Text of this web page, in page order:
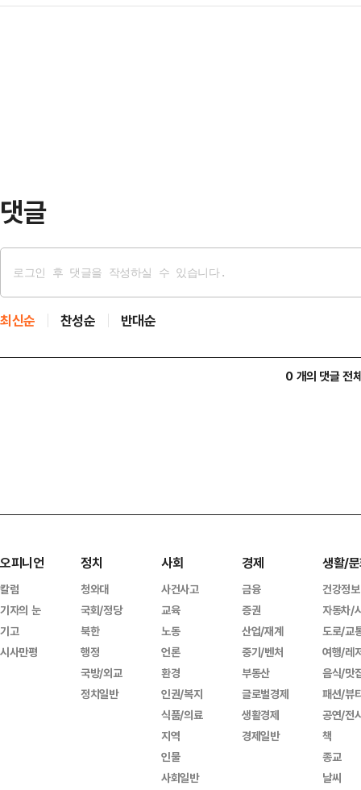
기서 골프도 칠 수 있게…
댓글
최신순 찬성순 반대순
0 개의 댓글 전
오피니언
칼럼
기자의 눈
기고
시사만평
정치
청와대
국회/정당
북한
행정
국방/외교
정치일반
사회
사건사고
교육
노동
언론
환경
인권/복지
식품/의료
지역
인물
사회일반
경제
금융
증권
산업/재계
중기/벤처
부동산
글로벌경제
생활경제
경제일반
생활/
건강정보
자동차/
도로/교
여행/레
음식/맛
패션/뷰
공연/전
책
종교
날씨